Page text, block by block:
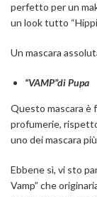
perfetto per un
un look tutto
Un mascara
“VAMP”di Pupa
Questo mascara è
profumerie,
uno dei mascara
Ebbene sì, vi sto
Vamp” che